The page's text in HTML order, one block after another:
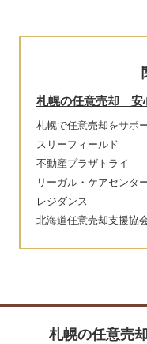
札幌の任意売却 安
札幌で任意売却をサポ
スリーフィールド
不動産プラザトライ
リーガル・ケアセンタ
レジダンス
北海道任意売却支援協
札幌の任意売